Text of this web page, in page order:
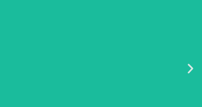
شرکت سیناراد کالا مفتخر است سال‌ها به صنعت ریلی،